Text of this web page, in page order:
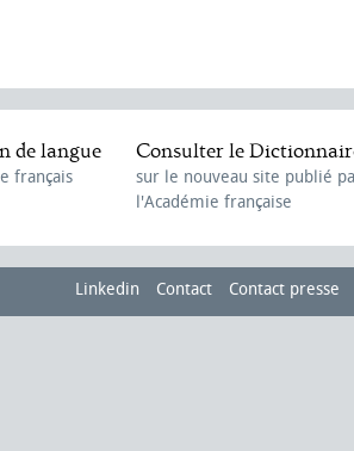
de langue
français
Consulter le
sur le nouveau site publié
l'Académie française
Linkedin Contact Contact presse